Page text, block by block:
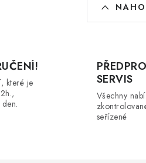
v
které je
SERVIS
Všechny
seřízené